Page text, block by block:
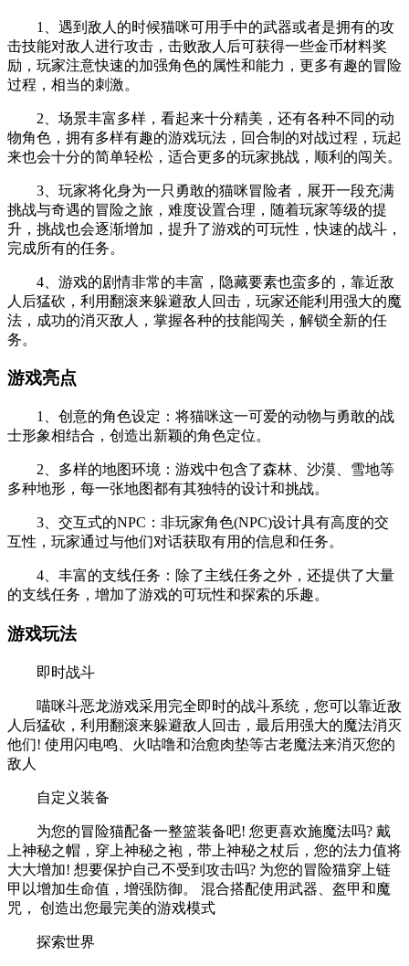
1、遇到敌人的时候猫咪可用手中的武器或者是拥有的攻
击技能对敌人进行攻击，击败敌人后可获得一些金币材料奖
励，玩家注意快速的加强角色的属性和能力，更多有趣的冒险
过程，相当的刺激。
2、场景丰富多样，看起来十分精美，还有各种不同的动
物角色，拥有多样有趣的游戏玩法，回合制的对战过程，玩起
来也会十分的简单轻松，适合更多的玩家挑战，顺利的闯关。
3、玩家将化身为一只勇敢的猫咪冒险者，展开一段充满
挑战与奇遇的冒险之旅，难度设置合理，随着玩家等级的提
升，挑战也会逐渐增加，提升了游戏的可玩性，快速的战斗，
完成所有的任务。
4、游戏的剧情非常的丰富，隐藏要素也蛮多的，靠近敌
人后猛砍，利用翻滚来躲避敌人回击，玩家还能利用强大的魔
法，成功的消灭敌人，掌握各种的技能闯关，解锁全新的任
务。
游戏亮点
1、创意的角色设定：将猫咪这一可爱的动物与勇敢的战
士形象相结合，创造出新颖的角色定位。
2、多样的地图环境：游戏中包含了森林、沙漠、雪地等
多种地形，每一张地图都有其独特的设计和挑战。
3、交互式的NPC：非玩家角色(NPC)设计具有高度的交
互性，玩家通过与他们对话获取有用的信息和任务。
4、丰富的支线任务：除了主线任务之外，还提供了大量
的支线任务，增加了游戏的可玩性和探索的乐趣。
游戏玩法
即时战斗
喵咪斗恶龙游戏采用完全即时的战斗系统，您可以靠近敌
人后猛砍，利用翻滚来躲避敌人回击，最后用强大的魔法消灭
他们! 使用闪电鸣、火咕噜和治愈肉垫等古老魔法来消灭您的
敌人
自定义装备
为您的冒险猫配备一整篮装备吧! 您更喜欢施魔法吗? 戴
上神秘之帽，穿上神秘之袍，带上神秘之杖后，您的法力值将
大大增加! 想要保护自己不受到攻击吗? 为您的冒险猫穿上链
甲以增加生命值，增强防御。 混合搭配使用武器、盔甲和魔
咒， 创造出您最完美的游戏模式
探索世界